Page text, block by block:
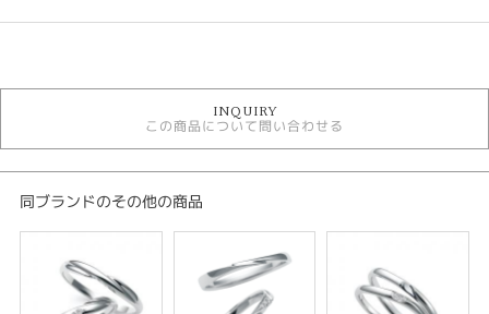
結婚指輪
結婚指輪 コンビネーション
nocur
結婚指輪 鍛造
結婚指輪 V字・U字
結婚指輪 ３～7石
結婚指輪 甲丸
デザイン
INQUIRY
この商品について問い合わせる
同ブランドのその他の商品